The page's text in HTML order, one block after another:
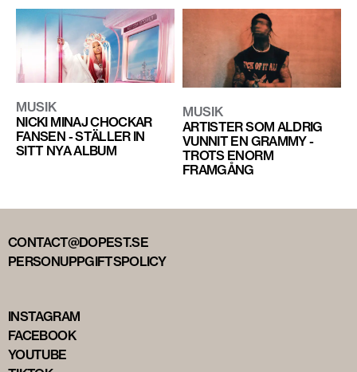
MUSIK
NICKI MINAJ CHOCKAR
FANSEN - STÄLLER IN
SITT NYA ALBUM
MUSIK
ARTISTER SOM ALDRIG
VUNNIT EN GRAMMY -
TROTS ENORM
FRAMGÅNG
CONTACT@DOPEST.SE
PERSONUPPGIFTSPOLICY
INSTAGRAM
FACEBOOK
YOUTUBE